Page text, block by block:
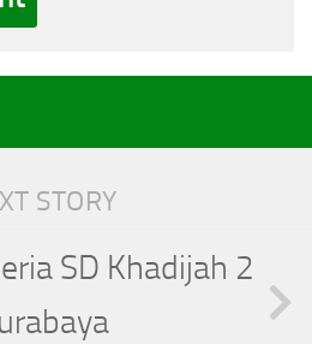
STORY
SD Khadijah 2